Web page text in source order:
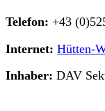
Telefon: +43
Internet: Hütten-
Inhaber: DAV